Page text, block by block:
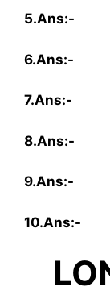
5.Ans:-
6.Ans:-
7.Ans:-
8.Ans:-
9.Ans:-
10.Ans:-